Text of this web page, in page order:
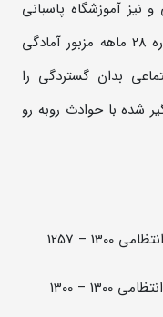
نیز آموزشگاه پاسبانی
ادامه داشت اما در مجموع پلیس در دوره 28 ماهه مزبور آمادگی
بدان گستردگی را
شده با حوادث روبه رو
– 1257
– 1300